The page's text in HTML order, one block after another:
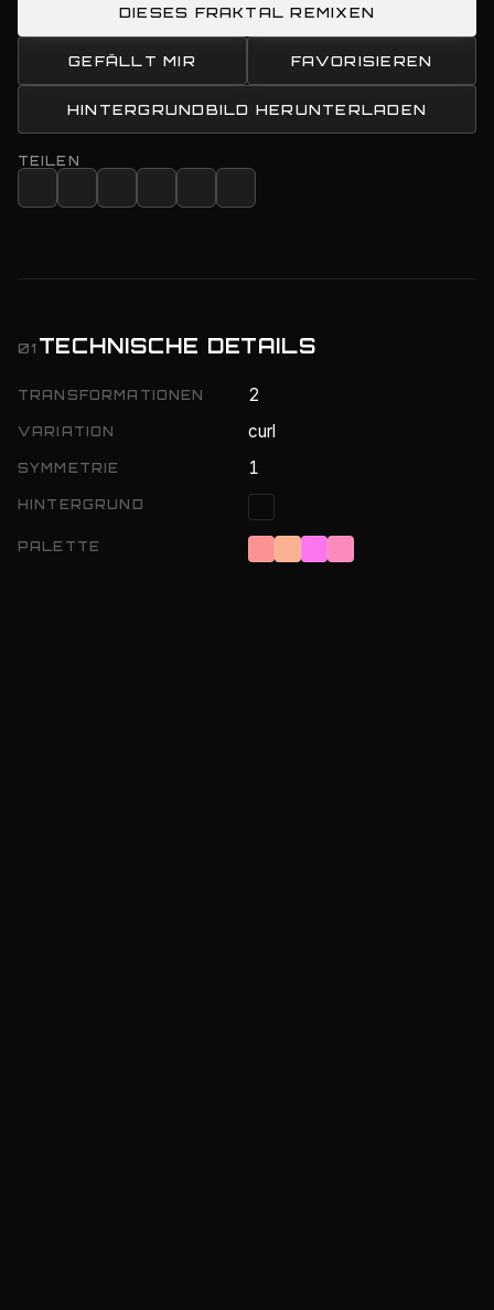
DIESES FRAKTAL REMIXEN
GEFÄLLT MIR FAVORISIEREN
HINTERGRUNDBILD HERUNTERLADEN
TEILEN
01 TECHNISCHE DETAILS
TRANSFORMATIONEN 2
VARIATION curl
SYMMETRIE 1
HINTERGRUND
PALETTE